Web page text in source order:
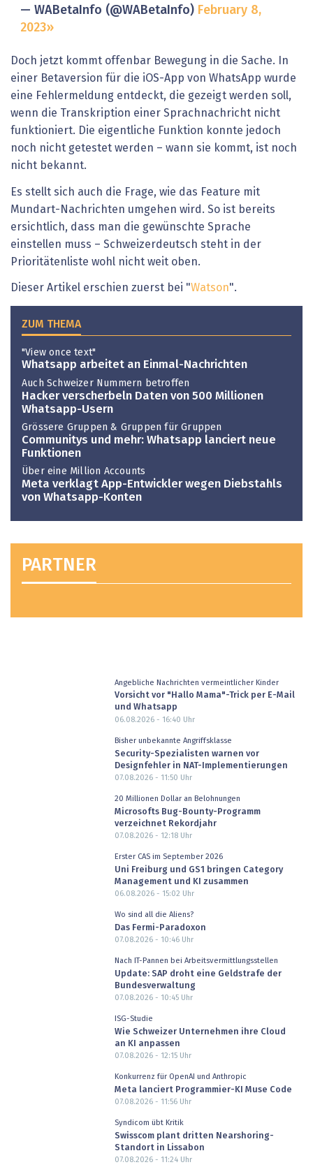
— WABetaInfo (@WABetaInfo) February 8,
2023
Doch jetzt kommt offenbar Bewegung in die Sache. In
einer Betaversion für die iOS-App von WhatsApp wurde
eine Fehlermeldung entdeckt, die gezeigt werden soll,
wenn die Transkription einer Sprachnachricht nicht
funktioniert. Die eigentliche Funktion konnte jedoch
noch nicht getestet werden – wann sie kommt, ist noch
nicht bekannt.
Es stellt sich auch die Frage, wie das Feature mit
Mundart-Nachrichten umgehen wird. So ist bereits
ersichtlich, dass man die gewünschte Sprache
einstellen muss – Schweizerdeutsch steht in der
Prioritätenliste wohl nicht weit oben.
Dieser Artikel erschien zuerst bei "Watson".
ZUM THEMA
"View once text"
Whatsapp arbeitet an Einmal-Nachrichten
Auch Schweizer Nummern betroffen
Hacker verscherbeln Daten von 500 Millionen
Whatsapp-Usern
Grössere Gruppen & Gruppen für Gruppen
Communitys und mehr: Whatsapp lanciert neue
Funktionen
Über eine Million Accounts
Meta verklagt App-Entwickler wegen Diebstahls
von Whatsapp-Konten
PARTNER
Angebliche Nachrichten vermeintlicher Kinder
Vorsicht vor "Hallo Mama"-Trick per E-Mail
und Whatsapp
06.08.2026 - 16:40 Uhr
Bisher unbekannte Angriffsklasse
Security-Spezialisten warnen vor
Designfehler in NAT-Implementierungen
07.08.2026 - 11:50 Uhr
20 Millionen Dollar an Belohnungen
Microsofts Bug-Bounty-Programm
verzeichnet Rekordjahr
07.08.2026 - 12:18Uhr
Erster CAS im September 2026
Uni Freiburg und GS1 bringen Category
Management und KI zusammen
06.08.2026 - 15:02 Uhr
Wo sind all die Aliens?
Das Fermi-Paradoxon
07.08.2026 - 10:46Uhr
Nach IT-Pannen bei Arbeitsvermittlungsstellen
Update: SAP droht eine Geldstrafe der
Bundesverwaltung
07.08.2026 - 10:45Uhr
ISG-Studie
Wie Schweizer Unternehmen ihre Cloud
an KI anpassen
07.08.2026 - 12:15Uhr
Konkurrenz für OpenAI und Anthropic
Meta lanciert Programmier-KI Muse Code
07.08.2026 - 11:56Uhr
Syndicom übt Kritik
Swisscom plant dritten Nearshoring-
Standort in Lissabon
07.08.2026 - 11:24Uhr